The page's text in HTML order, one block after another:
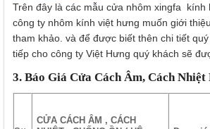
Trên đây là các mẫu cửa nhôm xingfa kính
công ty nhôm kính việt hưng muốn giới
tham khảo. và để được biết thên chi tiết
tiếp cho công ty Việt Hưng quý khách sẽ
3. Báo Giá Cửa Cách Âm, Cách
CỬA CÁCH ÂM , CÁCH